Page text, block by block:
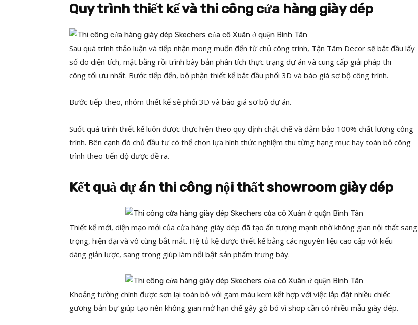
Quy trình thiết kế và thi công cửa hàng giày dép
Sau quá trình thảo luận và tiếp nhận mong muốn đến từ chủ công trình, Tận Tâm Decor sẽ bắt đầu lấy
số đo diện tích, mặt bằng rồi trình bày bản phân tích thực trạng dự án và cung cấp giải pháp thi
công tối ưu nhất. Bước tiếp đến, bộ phận thiết kế bắt đầu phối 3D và báo giá sơ bộ công trình.
Bước tiếp theo, nhóm thiết kế sẽ phối 3D và báo giá sơ bộ dự án.
Suốt quá trình thiết kế luôn được thực hiện theo quy định chặt chẽ và đảm bảo 100% chất lượng công
trình. Bên cạnh đó chủ đầu tư có thể chọn lựa hình thức nghiệm thu từng hạng mục hay toàn bộ công
trình theo tiến độ được đề ra.
Kết quả dự án thi công nội thất showroom giày dép
Thiết kế mới, diện mạo mới của cửa hàng giày dép đã tạo ấn tượng mạnh nhờ không gian nội thất sang
trọng, hiện đại và vô cùng bắt mắt. Hệ tủ kệ được thiết kế bằng các nguyên liệu cao cấp với kiểu
dáng giản lược, sang trọng giúp làm nổi bật sản phẩm trưng bày.
Khoảng tường chính được sơn lại toàn bộ với gam màu kem kết hợp với việc lắp đặt nhiều chiếc
gương bản bự giúp tạo nên không gian mở hạn chế gây gò bó vì shop cần có nhiều mẫu giày dép.